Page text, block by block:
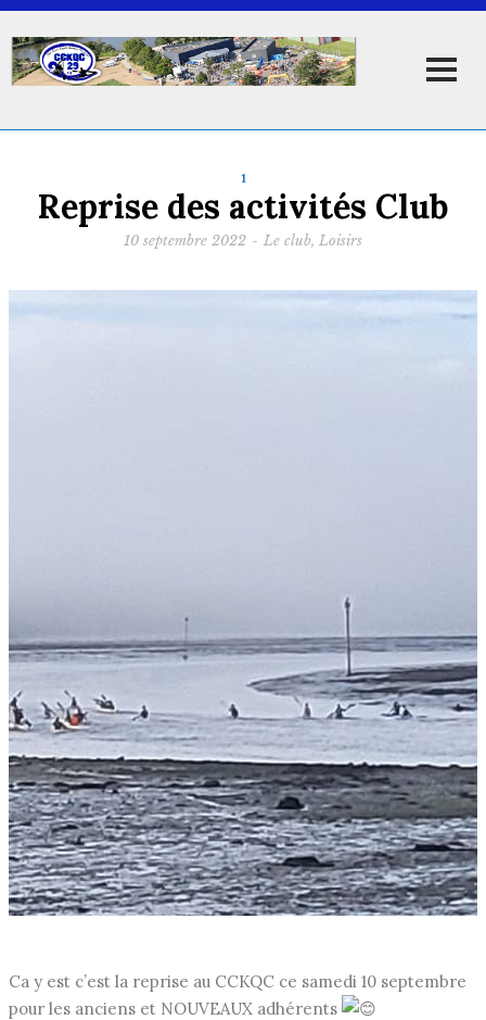
1
Reprise des activités Club
10 septembre 2022 - Le club, Loisirs
Ca y est c’est la reprise au CCKQC ce samedi 10 septembre
pour les anciens et NOUVEAUX adhérents